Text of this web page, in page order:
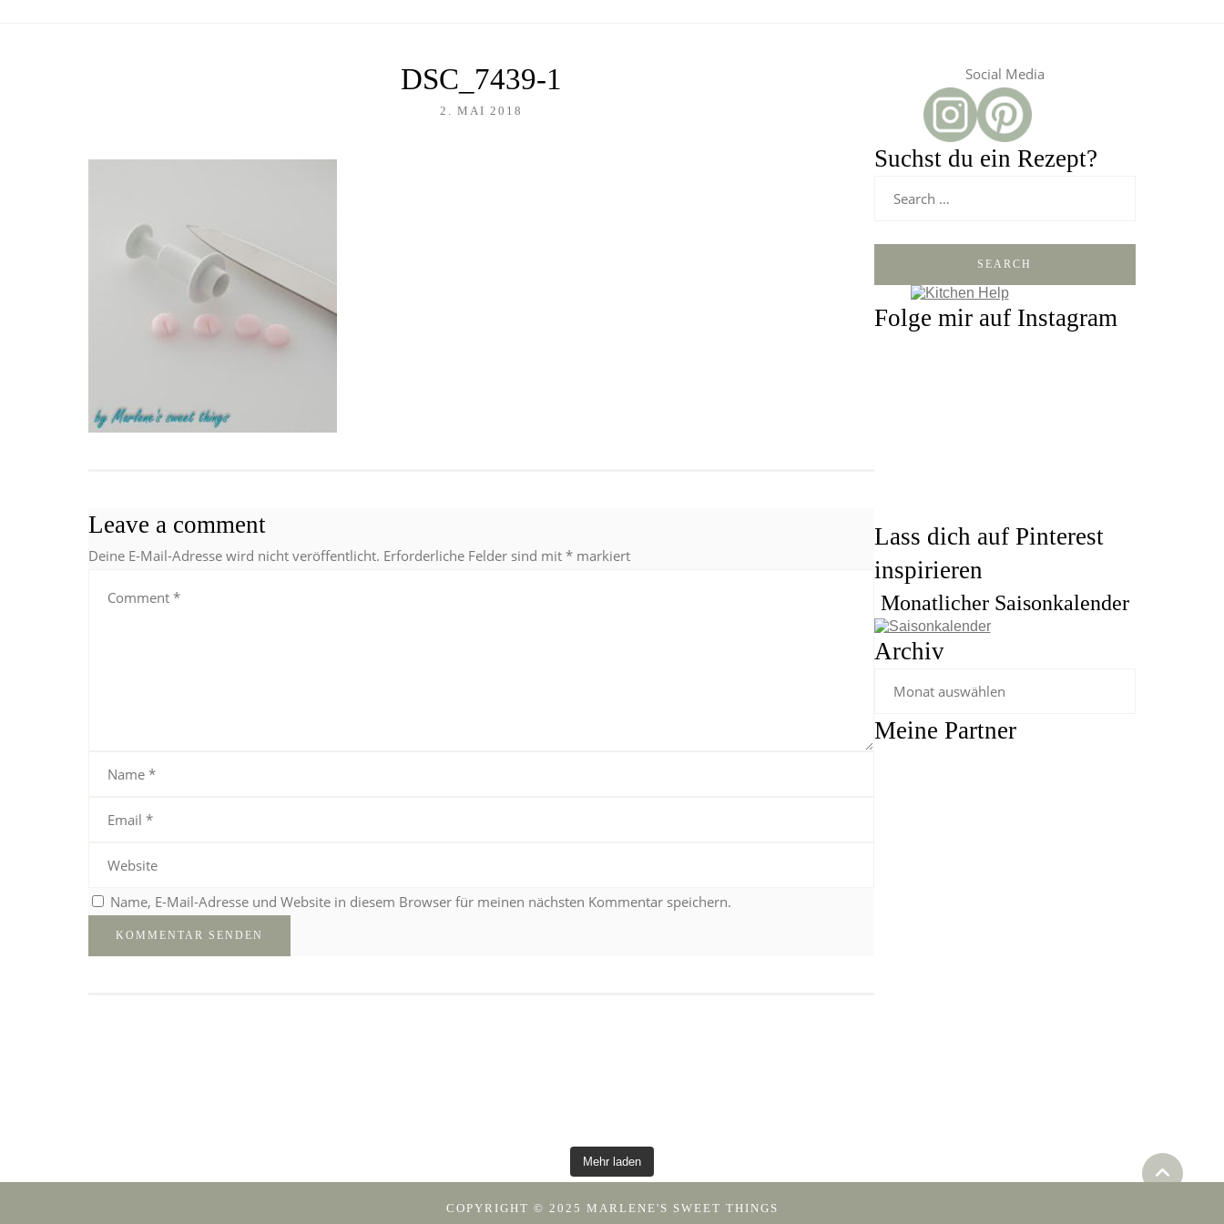
DSC_7439-1
2. MAI 2018
Leave a comment
Deine E-Mail-Adresse wird nicht veröffentlicht. Erforderliche Felder sind mit * markiert
Name, E-Mail-Adresse und Website in diesem Browser für meinen nächsten Kommentar speichern.
Social Media
Suchst du ein Rezept?
SEARCH
Folge mir auf Instagram
Lass dich auf Pinterest
inspirieren
Monatlicher Saisonkalender
Archiv
Meine Partner
Mehr laden
COPYRIGHT © 2025 MARLENE'S SWEET THINGS